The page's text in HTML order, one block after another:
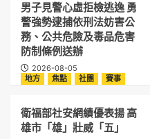
男子見警心虛拒檢逃逸 勇
警強勢逮捕依刑法妨害公
務、公共危險及毒品危害
防制條例送辦
2026-08-05
地方 焦點 社團 賽事
衛福部社安網績優表揚 高
雄市「雄」壯威「五」